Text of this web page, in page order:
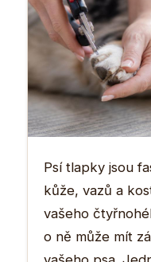
Psí tlapky jsou
kůže, vazů a
vašeho
o ně může mít